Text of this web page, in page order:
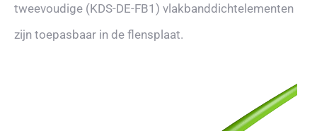
tweevoudige (KDS-DE-FB1) vlakbanddichtelementen
zijn toepasbaar in de flensplaat.